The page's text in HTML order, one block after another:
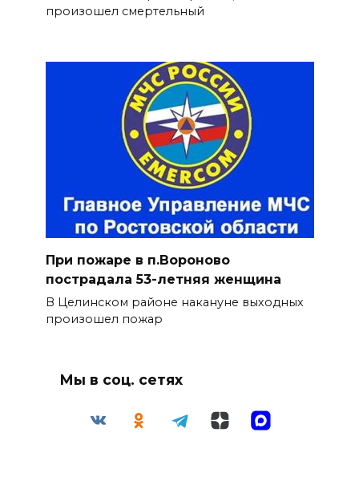
произошел смертельный
При пожаре в п.Вороново
пострадала 53-летняя женщина
В Целинском районе накануне выходных
произошел пожар
Мы в соц. сетях